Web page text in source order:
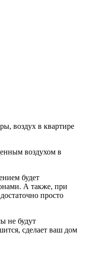
воздух в квартире
воздухом в
будет
А также, при
просто
не будут
сделает ваш дом